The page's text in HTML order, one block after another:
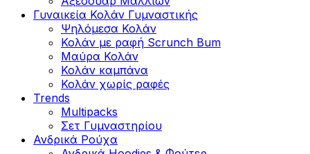
Γυναικεία Κολάν Γυμναστικής
Ψηλόμεσα Κολάν
Κολάν με ραφή Scrunch Bum
Μαύρα Κολάν
Κολάν καμπάνα
Κολάν χωρίς ραφές
Trends
Multipacks
Σετ Γυμναστηρίου
Ανδρικά Ρούχα